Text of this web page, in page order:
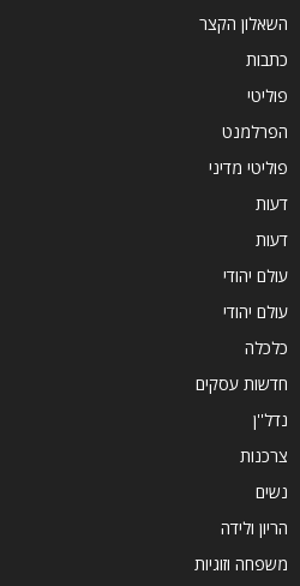
השאלון הקצר
כתבות
פוליטי
הפרלמנט
פוליטי מדיני
דעות
דעות
עולם יהודי
עולם יהודי
כלכלה
חדשות עסקים
נדל''ן
צרכנות
נשים
הריון ולידה
משפחה וזוגיות